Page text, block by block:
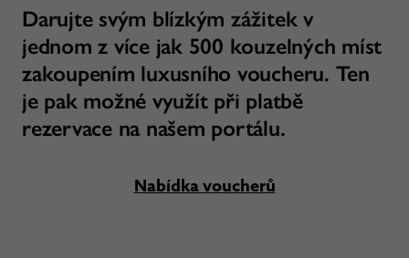
Darujte svým blízkým zážitek v
jednom z více jak 500 kouzelných míst
zakoupením luxusního voucheru. Ten
je pak možné využít při platbě
rezervace na našem portálu.
Nabídka voucherů